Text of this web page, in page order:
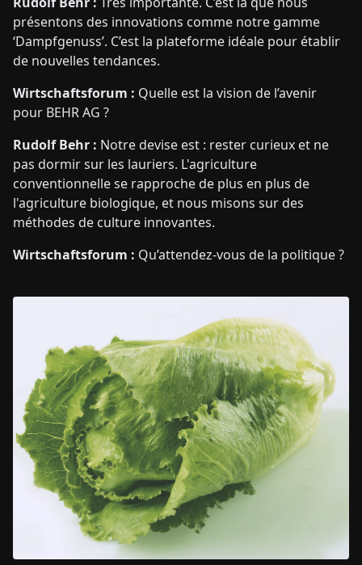
présentons des innovations comme notre gamme
‘Dampfgenuss’. C’est la plateforme idéale pour établir
de nouvelles tendances.
Wirtschaftsforum : Quelle est la vision de l’avenir
pour BEHR AG ?
Rudolf Behr : Notre devise est : rester curieux et ne
pas dormir sur les lauriers. L'agriculture
conventionnelle se rapproche de plus en plus de
l'agriculture biologique, et nous misons sur des
méthodes de culture innovantes.
Wirtschaftsforum : Qu’attendez-vous de la politique ?